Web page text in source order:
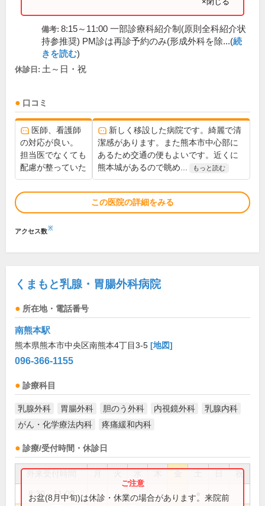
備考: 8:15～11:00 一部診療科紹介制(原則全科紹介状
持参推奨) PM診は再診予約のみ(形成外科を除...(続
きを読む)
休診日: 土～日・祝
口コミ
医師、看護師
の対応が良い。
担当医でなくても
配慮が整っていた
新しく移設した病院です。綺麗で清
潔感があります。また熊本市中心部に
あるため交通の便もよいです。近くに
熊本城があるので眺め...
もっと読む
この医院の詳細をみる
アクセス数※
くまもと乳腺・胃腸外科病院
所在地・電話番号
南熊本駅
熊本県熊本市中央区南熊本4丁目3-5 [地図]
096-366-1155
診療科目
乳腺外科 胃腸外科 胆のう外科 内視鏡外科
乳腺内科
がん・化学療法内科
疼痛緩和内科
診療/受付時間・休診日
祝
8:30～11:00
お盆(8月中旬)は休診・休業の場合があります。来院前